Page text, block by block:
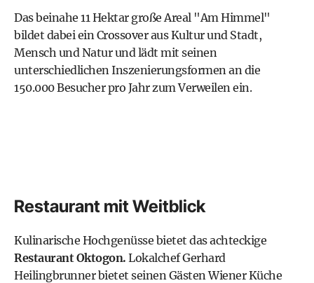
Das beinahe 11 Hektar große Areal "Am Himmel"
bildet dabei ein Crossover aus Kultur und Stadt,
Mensch und Natur und lädt mit seinen
unterschiedlichen Inszenierungsformen an die
150.000 Besucher pro Jahr zum Verweilen ein.
Restaurant mit Weitblick
Kulinarische Hochgenüsse bietet das achteckige
Restaurant Oktogon. Lokalchef Gerhard
Heilingbrunner bietet seinen Gästen Wiener Küche